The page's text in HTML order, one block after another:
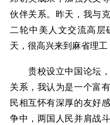
伙伴关系。昨天，我与
二轮中美人文交流高层
天，很高兴来到麻省理工
贵校设立中国论坛，
关系，我认为是一个富
民相互怀有深厚的友好
争中，两国人民并肩战